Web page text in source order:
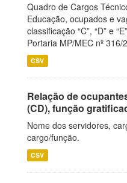
Quadro de Cargos
Educação, ocupados e
classificação “C”, “D” e
Portaria MP/MEC nº 316/
CSV
Relação de
(CD), função
Nome dos servidores,
cargo/função.
CSV